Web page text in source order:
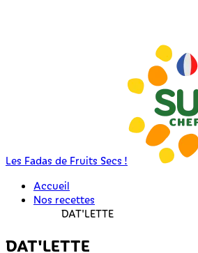
Les Fadas de Fruits Secs !
Accueil
Nos recettes
DAT'LETTE
DAT'LETTE